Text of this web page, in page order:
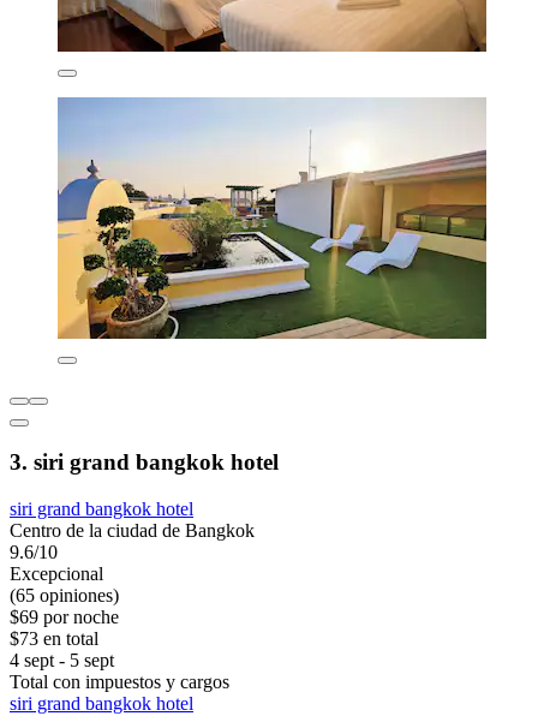
3. siri grand bangkok hotel
siri grand bangkok hotel
Centro de la ciudad de Bangkok
9.6/10
Excepcional
(65 opiniones)
$69 por noche
$73 en total
4 sept - 5 sept
Total con impuestos y cargos
siri grand bangkok hotel